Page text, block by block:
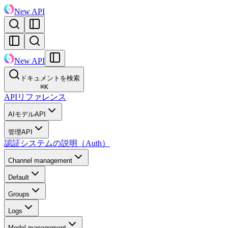
New API
New API
ドキュメントを検索
⌘K
APIリファレンス
AIモデルAPI
管理API
認証システムの説明（Auth）
Channel management
Default
Groups
Logs